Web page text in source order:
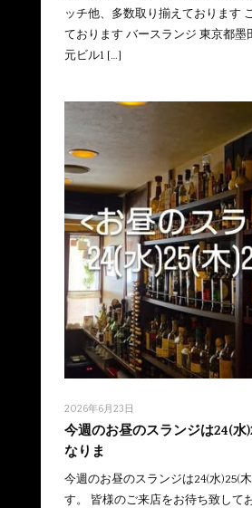
ッチ他、多数取り揃えております
ております バースランジ 東京都
元ビル1 […]
2026年6月23日
今週のお昼のスランジは24(水
なりま
今週のお昼のスランジは24(水)25(
す。 皆様のご来店をお待ち致して